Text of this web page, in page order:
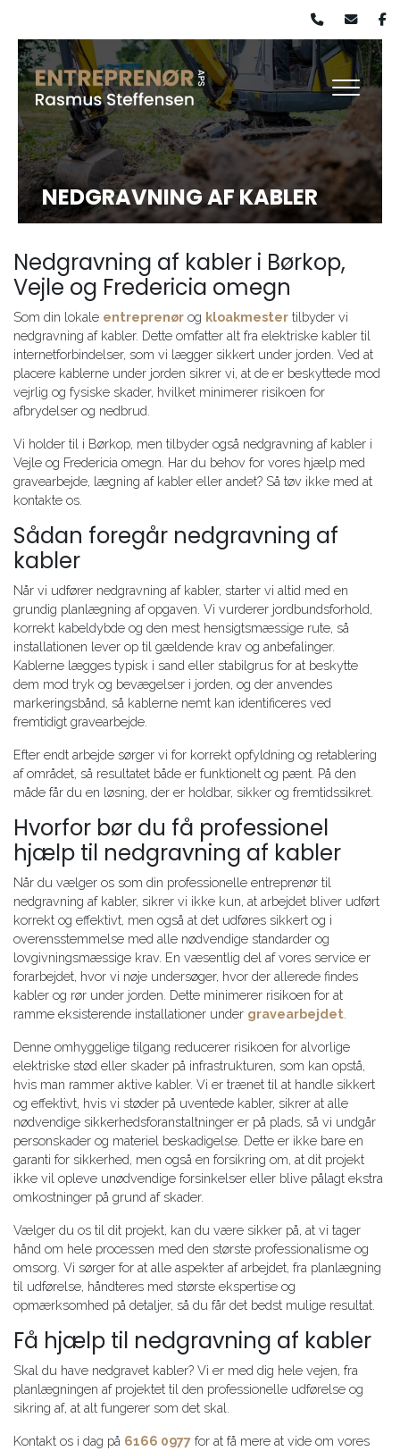
hovedindhold
NEDGRAVNING AF KABLER
Nedgravning af kabler i Børkop,
Vejle og Fredericia omegn
Som din lokale entreprenør og kloakmester tilbyder vi
nedgravning af kabler. Dette omfatter alt fra elektriske kabler til
internetforbindelser, som vi lægger sikkert under jorden. Ved at
placere kablerne under jorden sikrer vi, at de er beskyttede mod
vejrlig og fysiske skader, hvilket minimerer risikoen for
afbrydelser og nedbrud.
Vi holder til i Børkop, men tilbyder også nedgravning af kabler i
Vejle og Fredericia omegn. Har du behov for vores hjælp med
gravearbejde, lægning af kabler eller andet? Så tøv ikke med at
kontakte os.
Sådan foregår nedgravning af
kabler
Når vi udfører nedgravning af kabler, starter vi altid med en
grundig planlægning af opgaven. Vi vurderer jordbundsforhold,
korrekt kabeldybde og den mest hensigtsmæssige rute, så
installationen lever op til gældende krav og anbefalinger.
Kablerne lægges typisk i sand eller stabilgrus for at beskytte
dem mod tryk og bevægelser i jorden, og der anvendes
markeringsbånd, så kablerne nemt kan identificeres ved
fremtidigt gravearbejde.
Efter endt arbejde sørger vi for korrekt opfyldning og retablering
af området, så resultatet både er funktionelt og pænt. På den
måde får du en løsning, der er holdbar, sikker og fremtidssikret.
Hvorfor bør du få professionel
hjælp til nedgravning af kabler
Når du vælger os som din professionelle entreprenør til
nedgravning af kabler, sikrer vi ikke kun, at arbejdet bliver udført
korrekt og effektivt, men også at det udføres sikkert og i
overensstemmelse med alle nødvendige standarder og
lovgivningsmæssige krav. En væsentlig del af vores service er
forarbejdet, hvor vi nøje undersøger, hvor der allerede findes
kabler og rør under jorden. Dette minimerer risikoen for at
ramme eksisterende installationer under gravearbejdet
Denne omhyggelige tilgang reducerer risikoen for alvorlige
elektriske stød eller skader på infrastrukturen, som kan opstå,
hvis man rammer aktive kabler. Vi er trænet til at handle sikkert
og effektivt, hvis vi støder på uventede kabler, sikrer at alle
nødvendige sikkerhedsforanstaltninger er på plads, så vi undgår
personskader og materiel beskadigelse. Dette er ikke bare en
garanti for sikkerhed, men også en forsikring om, at dit projekt
ikke vil opleve unødvendige forsinkelser eller blive pålagt ekstra
omkostninger på grund af skader.
Vælger du os til dit projekt, kan du være sikker på, at vi tager
hånd om hele processen med den største professionalisme og
omsorg. Vi sørger for at alle aspekter af arbejdet, fra planlægning
til udførelse, håndteres med største ekspertise og
opmærksomhed på detaljer, så du får det bedst mulige resultat.
Få hjælp til nedgravning af kabler
Skal du have nedgravet kabler? Vi er med dig hele vejen, fra
planlægningen af projektet til den professionelle udførelse og
sikring af, at alt fungerer som det skal.
Kontakt os i dag på 6166 0977 for at få mere at vide om vores